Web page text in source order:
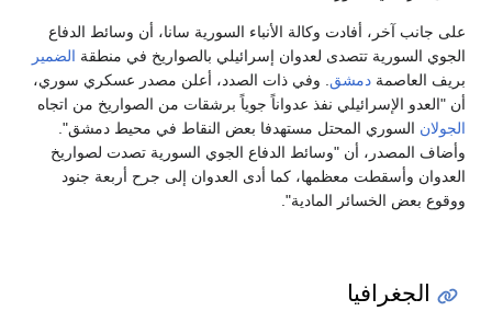
على جانب آخر، أفادت وكالة الأنباء السورية سانا، أن وسائط الدفاع
الجوي السورية تتصدى لعدوان إسرائيلي بالصواريخ في منطقة الضمير
بريف العاصمة دمشق. وفي ذات الصدد، أعلن مصدر عسكري سوري،
أن "العدو الإسرائيلي نفذ عدواناً جوياً برشقات من الصواريخ من اتجاه
الجولان السوري المحتل مستهدفا بعض النقاط في محيط دمشق".
وأضاف المصدر، أن "وسائط الدفاع الجوي السورية تصدت لصواريخ
العدوان وأسقطت معظمها، كما أدى العدوان إلى جرح أربعة جنود
ووقوع بعض الخسائر المادية".
الجغرافيا